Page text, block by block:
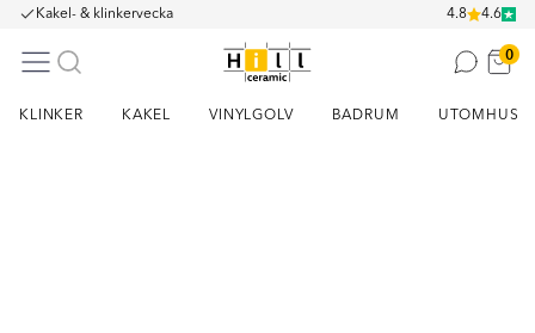
Kakel- & klinkervecka 4.8 4.6
0
KLINKER KAKEL VINYLGOLV BADRUM UTOMHUS